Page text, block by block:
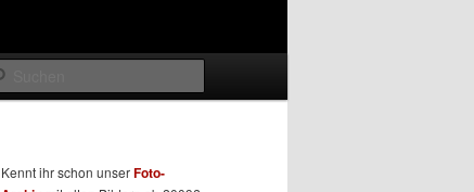
Kennt ihr schon unserFoto-